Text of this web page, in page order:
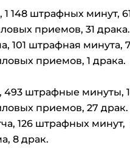
148 штрафных минут,
приемов, 31 драка.
101 штрафная минута,
приемов, 1 драка.
493 штрафные минуты,
приемов, 27 драк.
126 штрафных
8 драк.